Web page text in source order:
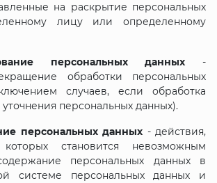
на раскрытие персональных
лицу или определенному
персональных данных -
обработки персональных
случаев, если обработка
персональных данных).
персональных данных - действия,
становится невозможным
персональных данных в
системе персональных данных и